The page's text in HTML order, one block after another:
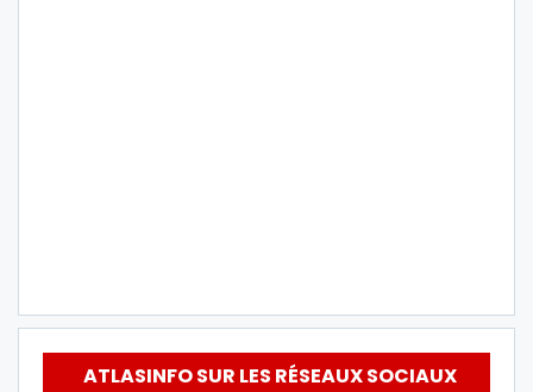
ATLASINFO SUR LES RÉSEAUX SOCIAUX